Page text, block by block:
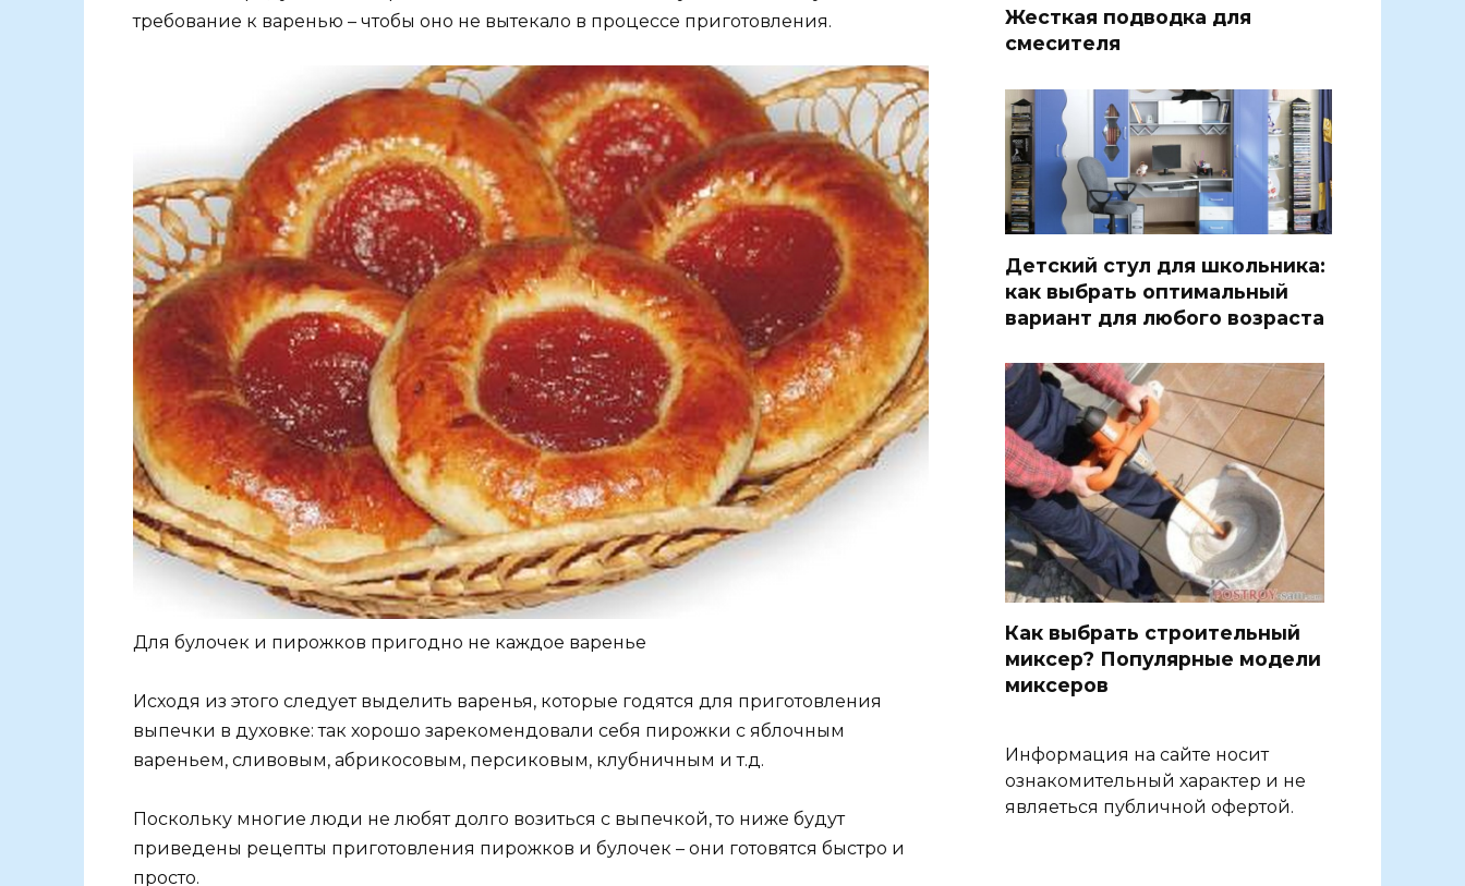
требование к варенью – чтобы оно не вытекало в процессе приготовления.
Для булочек и пирожков пригодно не каждое варенье
Исходя из этого следует выделить варенья, которые годятся для приготовления
выпечки в духовке: так хорошо зарекомендовали себя пирожки с яблочным
вареньем, сливовым, абрикосовым, персиковым, клубничным и т.д.
Поскольку многие люди не любят долго возиться с выпечкой, то ниже будут
приведены рецепты приготовления пирожков и булочек – они готовятся быстро и
просто.
Жесткая подводка для
смесителя
Детский стул для школьника:
как выбрать оптимальный
вариант для любого возраста
Как выбрать строительный
миксер? Популярные модели
миксеров
Информация на сайте носит
ознакомительный характер и не
являеться публичной офертой.